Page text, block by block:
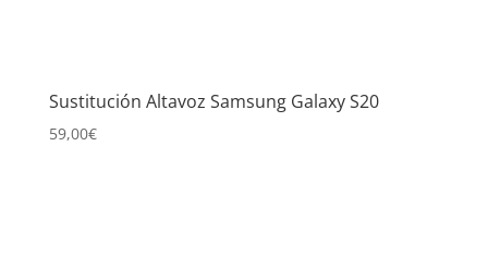
Sustitución Altavoz Samsung Galaxy S20
59,00€